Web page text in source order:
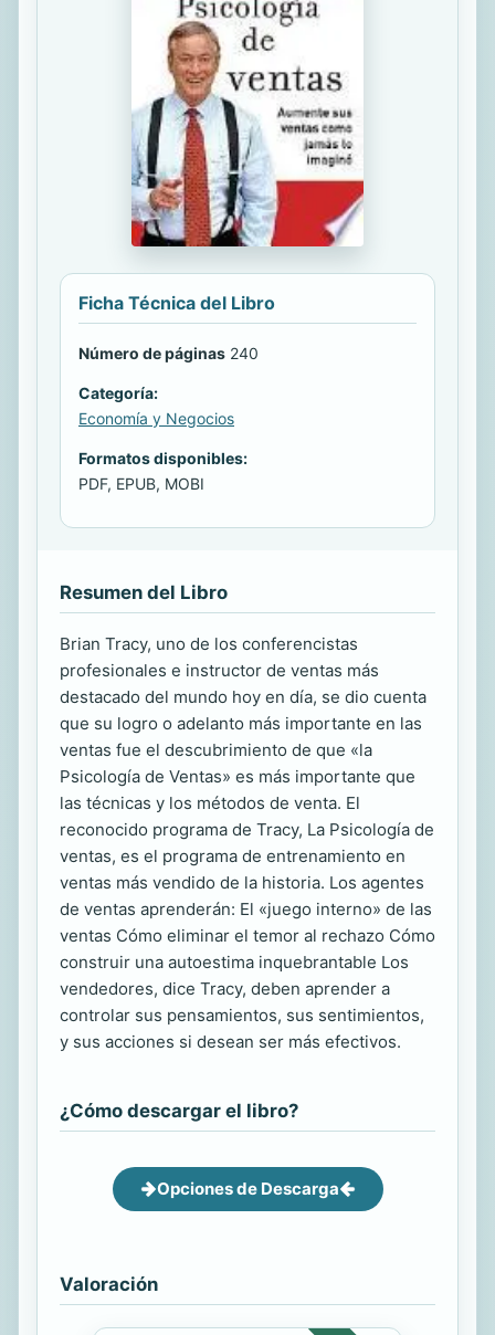
Ficha Técnica del Libro
Número de páginas 240
Categoría:
Economía y Negocios
Formatos disponibles:
PDF, EPUB, MOBI
Resumen del Libro
Brian Tracy, uno de los conferencistas
profesionales e instructor de ventas más
destacado del mundo hoy en día, se dio cuenta
que su logro o adelanto más importante en las
ventas fue el descubrimiento de que «la
Psicología de Ventas» es más importante que
las técnicas y los métodos de venta. El
reconocido programa de Tracy, La Psicología de
ventas, es el programa de entrenamiento en
ventas más vendido de la historia. Los agentes
de ventas aprenderán: El «juego interno» de las
ventas Cómo eliminar el temor al rechazo Cómo
construir una autoestima inquebrantable Los
vendedores, dice Tracy, deben aprender a
controlar sus pensamientos, sus sentimientos,
y sus acciones si desean ser más efectivos.
¿Cómo descargar el libro?
Opciones de Descarga
Valoración